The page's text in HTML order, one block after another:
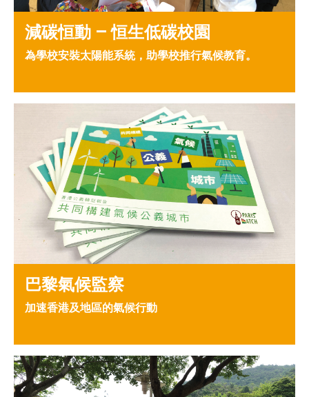
減碳恒動 – 恒生低碳校園
為學校安裝太陽能系統，助學校推行氣候教育。
巴黎氣候監察
加速香港及地區的氣候行動